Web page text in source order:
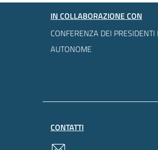
IN COLLABORAZIONE CON
CONFERENZA DEI
AUTONOME
CONTATTI